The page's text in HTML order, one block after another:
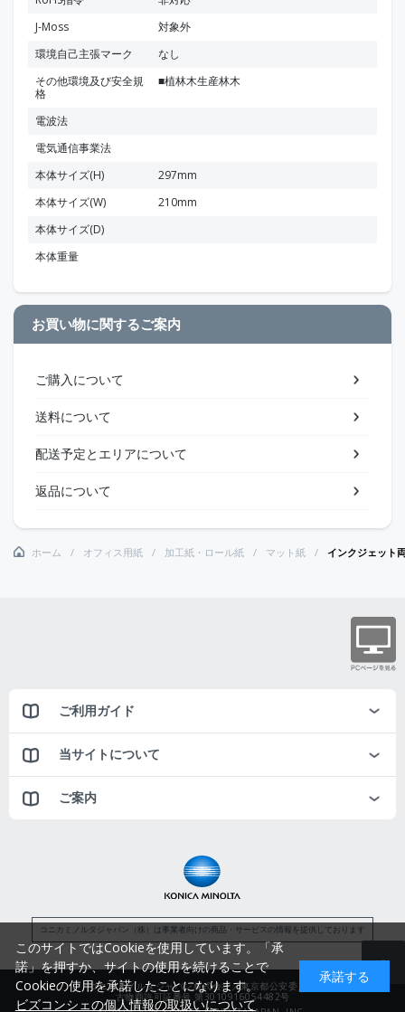
J-Moss
対象外
環境自己主張マーク
なし
その他環境及び安全規
格
■植林木生産林木
電波法
電気通信事業法
本体サイズ(H)
297mm
本体サイズ(W)
210mm
本体サイズ(D)
本体重量
お買い物に関するご案内
ご購入について
送料について
配送予定とエリアについて
返品について
ホーム オフィス用紙 加工紙・ロール紙 マット紙 インクジェット
ご利用ガイド
当サイトについて
ご案内
コニカミノルタジャパン（株）は事業者向けの商品・サービスの情報を提供しております
コニカミノルタジャパン株式会社／東京都公安委員会
古物商許可証番号 第3010916054482号
このサイトではCookieを使用しています。「承
諾」を押すか、サイトの使用を続けることで
Cookieの使用を承諾したことになります。
ビズコンシェの個人情報の取扱いについて
承諾する